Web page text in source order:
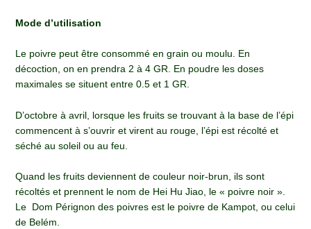
Mode d’utilisation
Le poivre peut être consommé en grain ou moulu. En
décoction, on en prendra 2 à 4 GR. En poudre les doses
maximales se situent entre 0.5 et 1 GR.
D’octobre à avril, lorsque les fruits se trouvant à la base de l’épi
commencent à s’ouvrir et virent au rouge, l’épi est récolté et
séché au soleil ou au feu.
Quand les fruits deviennent de couleur noir-brun, ils sont
récoltés et prennent le nom de Hei Hu Jiao, le « poivre noir ».
Le Dom Pérignon des poivres est le poivre de Kampot, ou celui
de Belém.